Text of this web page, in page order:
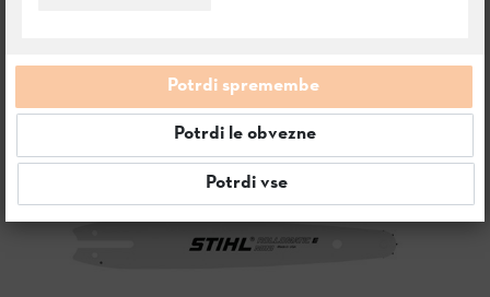
Potrdi spremembe
Potrdi le obvezne
Potrdi vse